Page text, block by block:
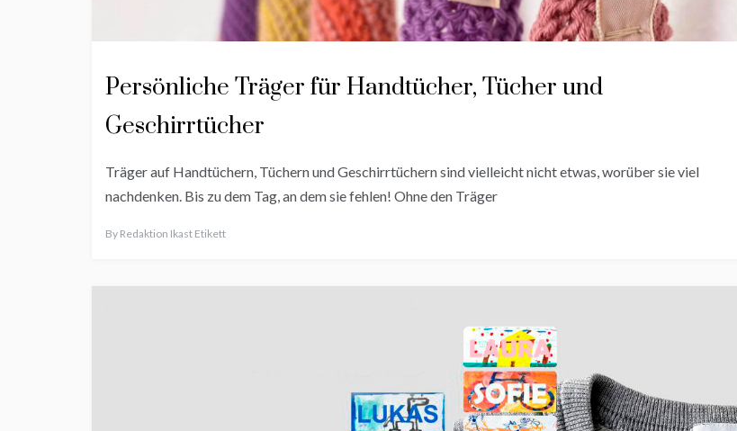
Persönliche Träger für Handtücher, Tücher und
Geschirrtücher
Träger auf Handtüchern, Tüchern und Geschirrtüchern sind vielleicht nicht etwas, worüber sie viel
nachdenken. Bis zu dem Tag, an dem sie fehlen! Ohne den Träger
By Redaktion Ikast Etikett